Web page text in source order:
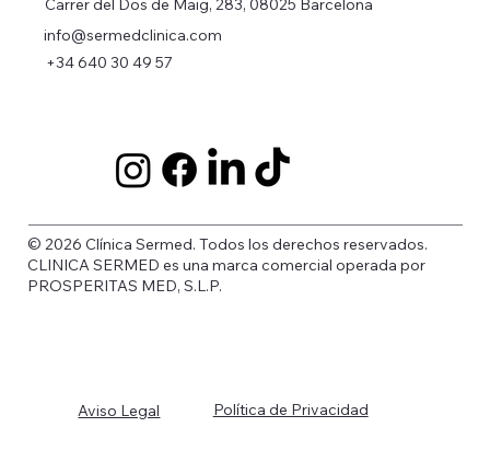
Carrer del Dos de Maig, 283, 08025 Barcelona
info@sermedclinica.com
+34 640 30 49 57
© 2026 Clínica Sermed. Todos los derechos reservados.
CLINICA SERMED es una marca comercial operada por
PROSPERITAS MED, S.L.P.
Aviso Legal Política de Privacidad